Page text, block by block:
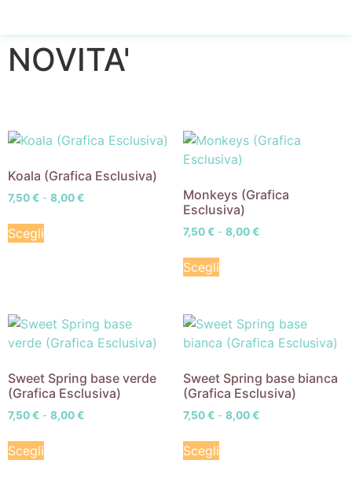
NOVITA'
Koala (Grafica Esclusiva)
7,50€ - 8,00€
Scegli
Monkeys (Grafica
Esclusiva)
7,50€ - 8,00€
Scegli
Sweet Spring base verde
(Grafica Esclusiva)
7,50€ - 8,00€
Scegli
Sweet Spring base bianca
(Grafica Esclusiva)
7,50€ - 8,00€
Scegli